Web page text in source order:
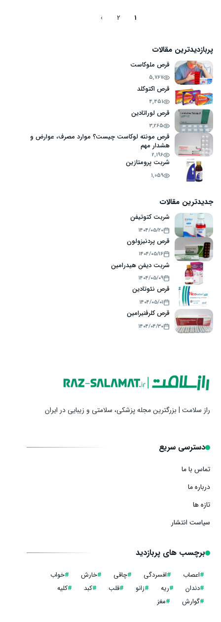
داده و علائم آسم و آلرژی را کنترل می‌کند. مصرف منظم این دارو
1
2
›
پربازدیدترین مقالات
قرص ملوکاست
5,767
قرص اکتوکلد
4,451
قرص لوراتادین
3,265
قرص مونته لوکاست چیست؟ موارد مصرف، عوارض و
هشدار مهم
2,196
شربت پرومتازین
1,059
جدیدترین مقالات
شربت کتوتیفن
۱۴۰۴/۰۵/۲۰
قرص پردنیزولون
۱۴۰۴/۰۵/۱۶
شربت دیفن هیدرامین
۱۴۰۴/۰۵/۰۹
قرص نئوتادین
۱۴۰۴/۰۵/۰۱
قرص کلرفنیرامین
۱۴۰۴/۰۴/۳۰
راز سلامت | بزرگترین مجله پزشکی، سلامتی و زیبایی در ایران
دسترسی سریع
تماس با ما
درباره ما
تازه ها
سیاست انتشار
برچسب های پربازدید
#اعصاب #افسردگی #چاقی #خارش #خواب
#دندان #ریه #زانو #قلب #کبد #کلیه
#گوارش #مغز